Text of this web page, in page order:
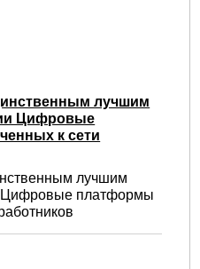
лучшим
Цифровые
к сети
лучшим
Цифровые платформы